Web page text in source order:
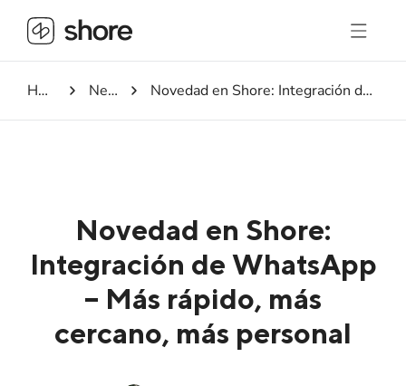
Homepage Newsroom Novedad en Shore: Integración de WhatsApp – Más rápido, más cercano, más personal
Novedad en Shore:
Integración de WhatsApp
– Más rápido, más
cercano, más personal